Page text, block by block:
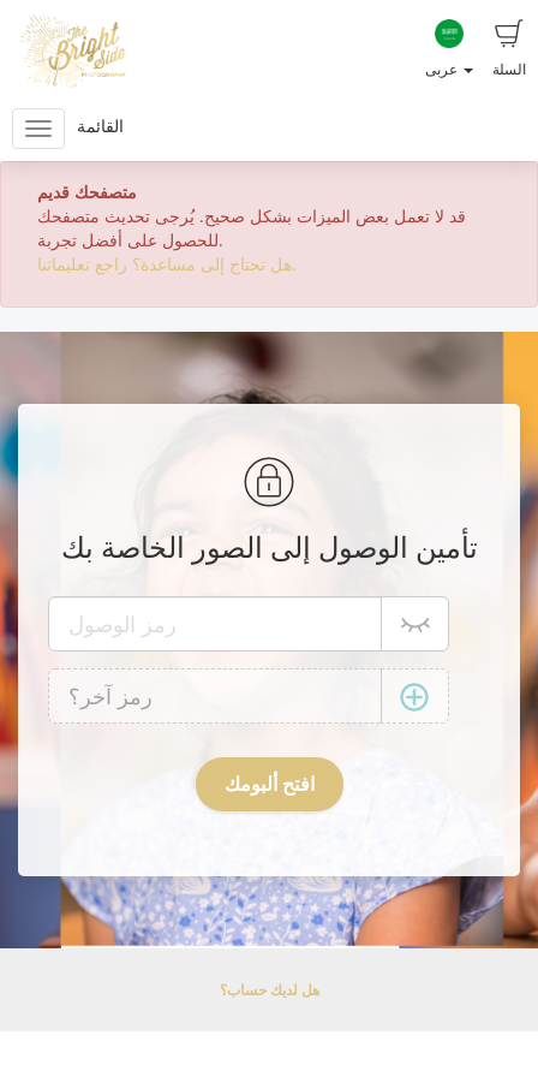
السلة
القائمة
متصفحك قديم
قد لا تعمل بعض الميزات بشكل صحيح. يُرجى تحديث متصفحك
للحصول على أفضل تجربة.
هل تحتاج إلى مساعدة؟ راجع تعليماتنا.
تأمين الوصول إلى الصور الخاصة بك
هل لديك حساب؟